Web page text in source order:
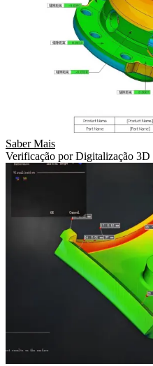
Saber Mais
Verificação por Digitalização 3D